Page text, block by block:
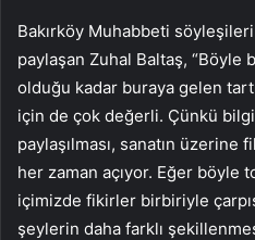
Bakırköy Muhabbeti
paylaşan Zuhal Baltaş,
olduğu kadar buraya gelen
için de çok değerli. Çünkü
paylaşılması, sanatın üzerine
her zaman açıyor. Eğer böyle
içimizde fikirler birbiriyle
şeylerin daha farklı